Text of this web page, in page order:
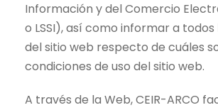
Información y del Comercio
o LSSI), así como informar a todos
del sitio web respecto de cuáles
condiciones de uso del sitio web.
A través de la Web, CEIR-ARCO